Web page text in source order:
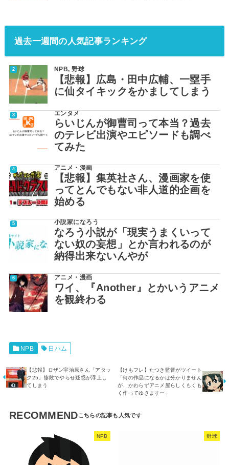
過去一週間の人気記事ランキング
NPB,野球
【悲報】広島・田中広輔、一塁手
に仙タイキックをかましてしまう
エンタメ
らいじんが御曹司って本当？過去
のテレビ出演やエピソードも調べ
てみた
アニメ・漫画
【悲報】集英社さん、漫画家を使
ってとんでもない非人道的企画を
始める
小説家になろう
なろう小説が「現実うまくいって
ない奴の妄想」とか言われるのが
納得出来ないんやが
アニメ・漫画
ワイ、『Another』とかいうアニメ
を観終わる
NPB 日ハム
【悲報】ロザン宇治原さん「アタッ
ク25」惨敗でやらせ疑惑が浮上し
てしまう
【けもフレ】たつき監督がツイート
「何の作品になるかは分かりません
が、かわらずアニメ屋らしくもくも
く作ってゆきますー」
RECOMMEND
NPB 野球